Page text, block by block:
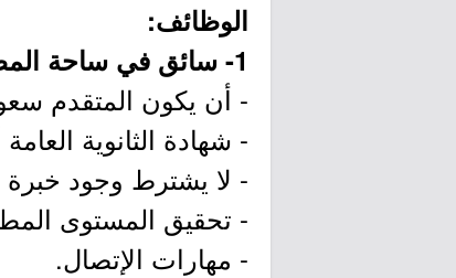
الوظائف:
1- سائق في ساحة المطار:
- أن يكون المتقدم
- شهادة الثانوية العامة
- لا يشترط وجود خبرة
- تحقيق المستوى
- مهارات الإتصال.